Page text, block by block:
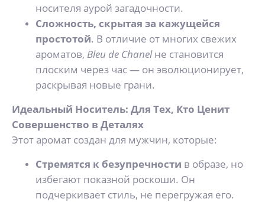
носителя аурой загадочности.
Сложность, скрытая за кажущейся
простотой. В отличие от многих свежих
ароматов, Bleu de Chanelне становится
плоским через час — он эволюционирует,
раскрывая новые грани.
Идеальный Носитель: Для Тех, Кто Ценит
Совершенство в Деталях
Этот аромат создан для мужчин, которые:
Стремятся к безупречности в образе, но
избегают показной роскоши. Он
подчеркивает стиль, не перегружая его.